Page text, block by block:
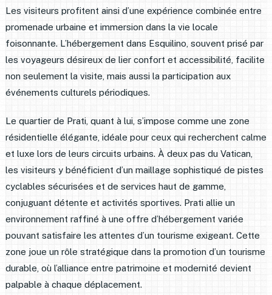
Les visiteurs profitent ainsi d’une expérience combinée entre
promenade urbaine et immersion dans la vie locale
foisonnante. L’hébergement dans Esquilino, souvent prisé par
les voyageurs désireux de lier confort et accessibilité, facilite
non seulement la visite, mais aussi la participation aux
événements culturels périodiques.
Le quartier de Prati, quant à lui, s’impose comme une zone
résidentielle élégante, idéale pour ceux qui recherchent calme
et luxe lors de leurs circuits urbains. À deux pas du Vatican,
les visiteurs y bénéficient d’un maillage sophistiqué de pistes
cyclables sécurisées et de services haut de gamme,
conjuguant détente et activités sportives. Prati allie un
environnement raffiné à une offre d’hébergement variée
pouvant satisfaire les attentes d’un tourisme exigeant. Cette
zone joue un rôle stratégique dans la promotion d’un tourisme
durable, où l’alliance entre patrimoine et modernité devient
palpable à chaque déplacement.